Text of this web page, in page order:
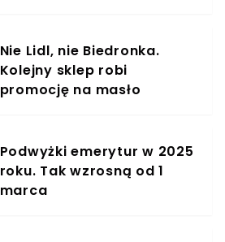
Nie Lidl, nie Biedronka.
Kolejny sklep robi
promocję na masło
Podwyżki emerytur w 2025
roku. Tak wzrosną od 1
marca